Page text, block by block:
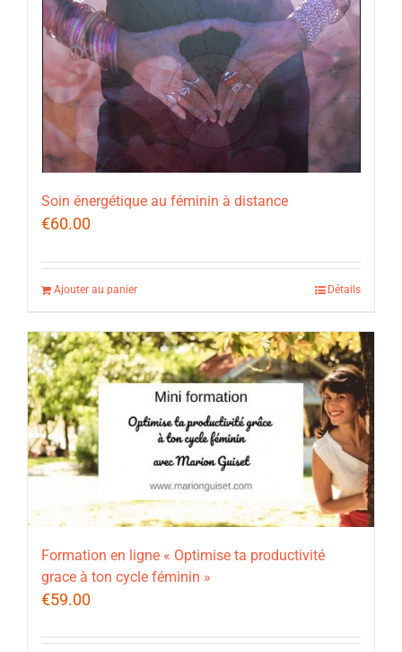
Soin énergétique au féminin à distance
€60.00
Ajouter au panier Détails
Formation en ligne « Optimise ta productivité
grace à ton cycle féminin »
€59.00